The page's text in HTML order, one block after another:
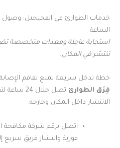
خدمات الطوارئ في الفحيحيل: وصول
الساعة
استجابة عاجلة ومعدات متخصصة
تنتشر في المكان.
خطة تدخل سريعة تمنع تفاقم الإصابة
فِرَق الطوارئ
تصل خلال
الانتشار داخل المكان وخارجه.
اتصل برقم شركة
فورية وانتشار فريق سريع